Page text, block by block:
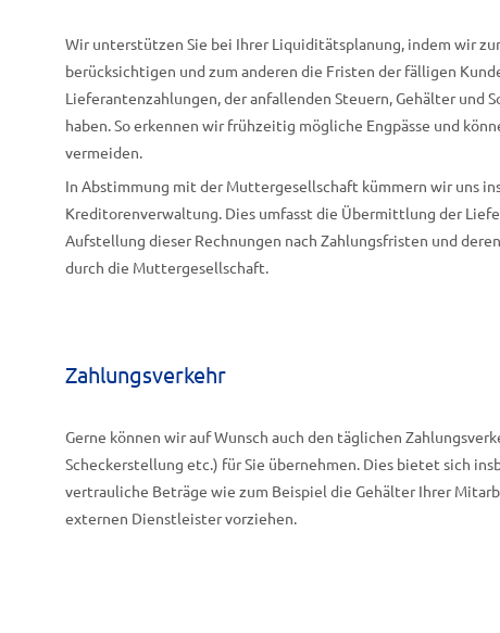
Wir unterstützen Sie bei Ihrer Liquiditätsplanung, indem wir
berücksichtigen und zum anderen die Fristen der fälligen
Lieferantenzahlungen, der anfallenden Steuern, Gehälter und
haben. So erkennen wir frühzeitig mögliche Engpässe und
vermeiden.
In Abstimmung mit der Muttergesellschaft kümmern wir uns
Kreditorenverwaltung. Dies umfasst die Übermittlung der
Aufstellung dieser Rechnungen nach Zahlungsfristen und
durch die Muttergesellschaft.
Zahlungsverkehr
Gerne können wir auf Wunsch auch den täglichen
Scheckerstellung etc.) für Sie übernehmen. Dies bietet sich
vertrauliche Beträge wie zum Beispiel die Gehälter Ihrer
externen Dienstleister vorziehen.